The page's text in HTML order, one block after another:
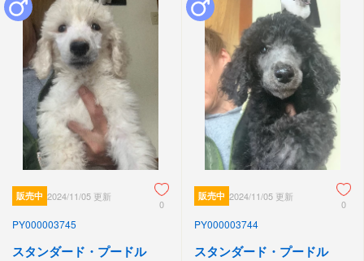
販売中 2024/11/05 更新
0
PY000003745
スタンダード・プードル
販売中 2024/11/05 更新
0
PY000003744
スタンダード・プードル